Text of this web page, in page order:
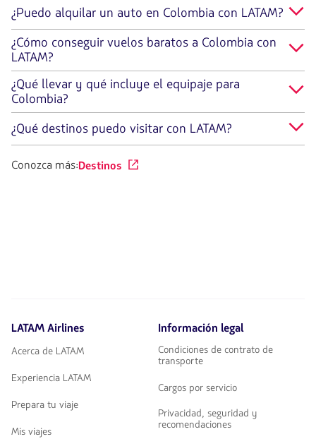
¿Puedo alquilar un auto en Colombia con LATAM?
¿Cómo conseguir vuelos baratos a Colombia con
LATAM?
¿Qué llevar y qué incluye el equipaje para
Colombia?
¿Qué destinos puedo visitar con LATAM?
Conozca más:Destinos
LATAM Airlines
Acerca de LATAM
Experiencia LATAM
Prepara tu viaje
Mis viajes
Información legal
Condiciones de contrato de
transporte
Cargos por servicio
Privacidad, seguridad y
recomendaciones